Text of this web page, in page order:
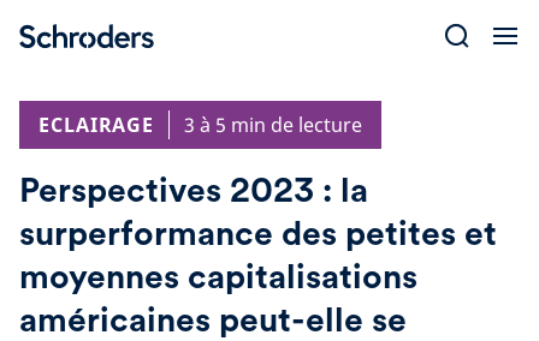
ECLAIRAGE
3 à 5 min de lecture
Perspectives 2023 : la
surperformance des petites et
moyennes capitalisations
américaines peut-elle se